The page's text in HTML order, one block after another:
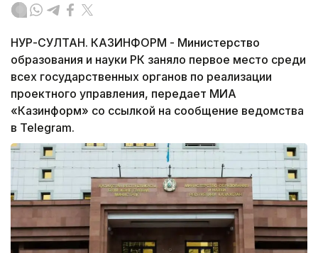
НУР-СУЛТАН. КАЗИНФОРМ - Министерство
образования и науки РК заняло первое место среди
всех государственных органов по реализации
проектного управления, передает МИА
«Казинформ» со ссылкой на сообщение ведомства
в Telegram.